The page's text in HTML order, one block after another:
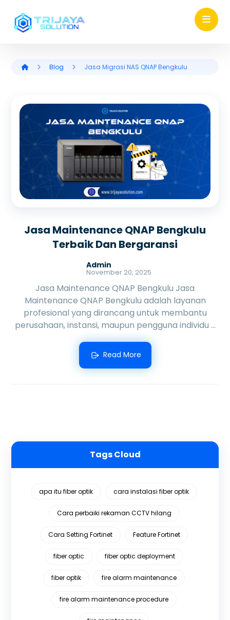
Blog Jasa Migrasi NAS QNAP Bengkulu
Jasa Maintenance QNAP Bengkulu
Terbaik Dan Bergaransi
Admin
November 20, 2025
Jasa Maintenance QNAP Bengkulu Jasa
Maintenance QNAP Bengkulu adalah layanan
profesional yang dirancang untuk membantu
perusahaan, instansi, maupun pengguna individu ...
Read More
Tags Cloud
apa itu fiber optik cara instalasi fiber optik
Cara perbaiki rekaman CCTV hilang
Cara Setting Fortinet Feature Fortinet
fiber optic fiber optic deployment
fiber optik fire alarm maintenance
fire alarm maintenance procedure